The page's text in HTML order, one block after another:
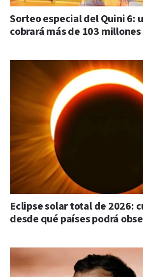
Sorteo especial del Quini 6:
cobrará más de 103
Eclipse solar total de 2026:
desde qué países podrá